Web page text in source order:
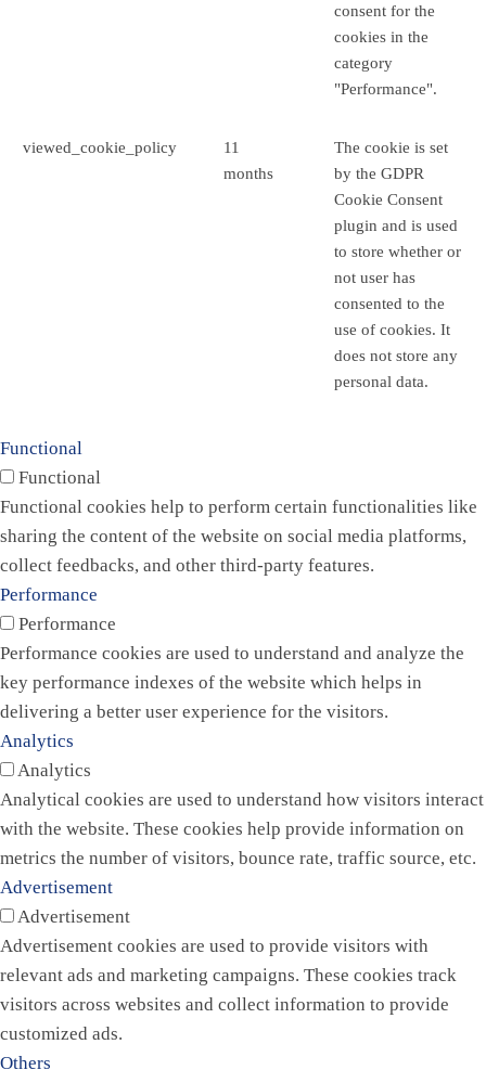
consent for the
cookies in the
category
"Performance".
viewed_cookie_policy
11
months
The cookie is set
by the GDPR
Cookie Consent
plugin and is used
to store whether or
not user has
consented to the
use of cookies. It
does not store any
personal data.
Functional
Functional
Functional cookies help to perform certain functionalities like
sharing the content of the website on social media platforms,
collect feedbacks, and other third-party features.
Performance
Performance
Performance cookies are used to understand and analyze the
key performance indexes of the website which helps in
delivering a better user experience for the visitors.
Analytics
Analytics
Analytical cookies are used to understand how visitors interact
with the website. These cookies help provide information on
metrics the number of visitors, bounce rate, traffic source, etc.
Advertisement
Advertisement
Advertisement cookies are used to provide visitors with
relevant ads and marketing campaigns. These cookies track
visitors across websites and collect information to provide
customized ads.
Others